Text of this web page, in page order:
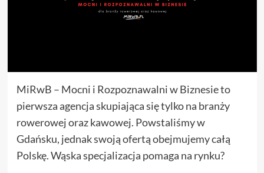
MiRwB – Mocni i Rozpoznawalni w Biznesie to
pierwsza agencja skupiająca się tylko na branży
rowerowej oraz kawowej. Powstaliśmy w
Gdańsku, jednak swoją ofertą obejmujemy całą
Polskę. Wąska specjalizacja pomaga na rynku?